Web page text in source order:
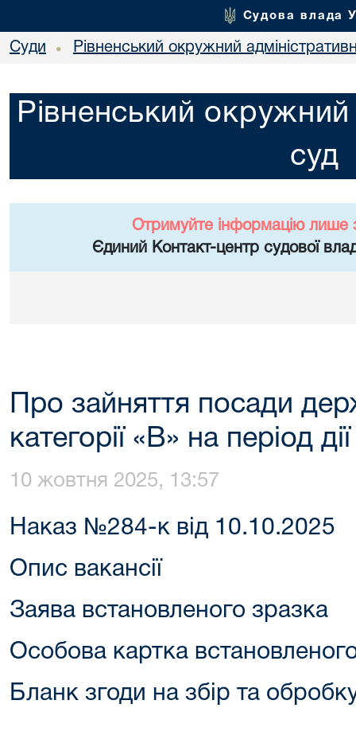
Судова влада
Суди • Рівненський окружний
Рівненський окружний
суд
Отримуйте інформацію лише
Єдиний Контакт-центр судової
Про зайняття посади
категорії «В» на період
10 жовтня 2025, 13:57
Наказ №284-к від 10.10.2025
Опис вакансії
Заява встановленого зразка
Особова картка
Бланк згоди на збір та